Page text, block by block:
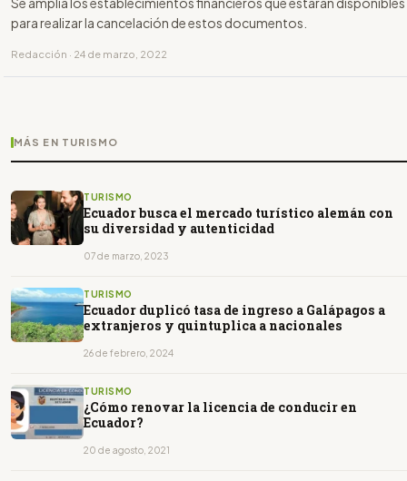
para realizar la cancelación de estos documentos.
Redacción · 24 de marzo, 2022
MÁS EN TURISMO
TURISMO
Ecuador busca el mercado turístico alemán con
su diversidad y autenticidad
07 de marzo, 2023
TURISMO
Ecuador duplicó tasa de ingreso a Galápagos a
extranjeros y quintuplica a nacionales
26 de febrero, 2024
TURISMO
¿Cómo renovar la licencia de conducir en
Ecuador?
20 de agosto, 2021